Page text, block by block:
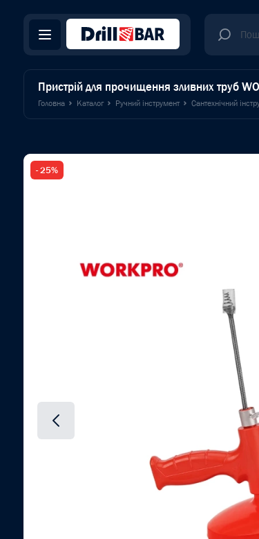
Пристрій для прочищення зливних труб
Головна Каталог Ручний інструмент Сантехнічний
- 25%